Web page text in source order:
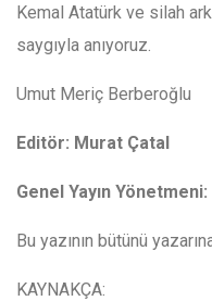
Kemal Atatürk ve silah
saygıyla anıyoruz.
Umut Meriç Berberoğlu
Editör: Murat Çatal
Genel Yayın Yönetmeni:
Bu yazının bütünü
KAYNAKÇA: